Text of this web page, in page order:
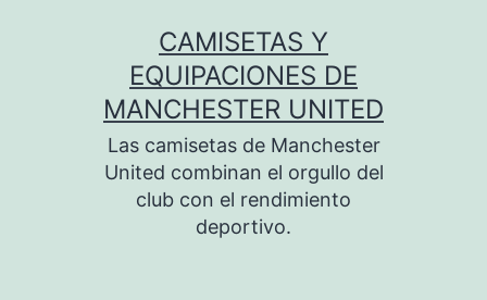
CAMISETAS Y
EQUIPACIONES DE
MANCHESTER UNITED
Las camisetas de Manchester
United combinan el orgullo del
club con el rendimiento
deportivo.